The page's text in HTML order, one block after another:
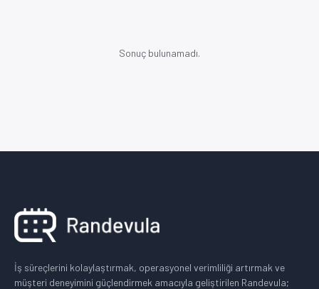
Sonuç bulunamadı.
İş süreçlerini kolaylaştırmak, operasyonel verimliliği artırmak ve
müşteri deneyimini güçlendirmek amacıyla geliştirilen Randevula;